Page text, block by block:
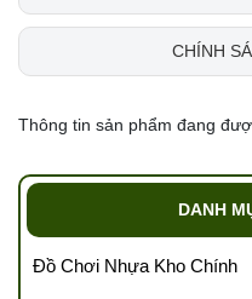
CHÍNH
Thông tin sản phẩm đang
DANH
Đồ Chơi Nhựa Kho Chính